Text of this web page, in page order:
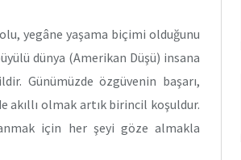
yegâne yaşama biçimi olduğunu
dünya (Amerikan Düşü) insana
Günümüzde özgüvenin başarı,
akıllı olmak artık birincil koşuldur.
için her şeyi göze almakla